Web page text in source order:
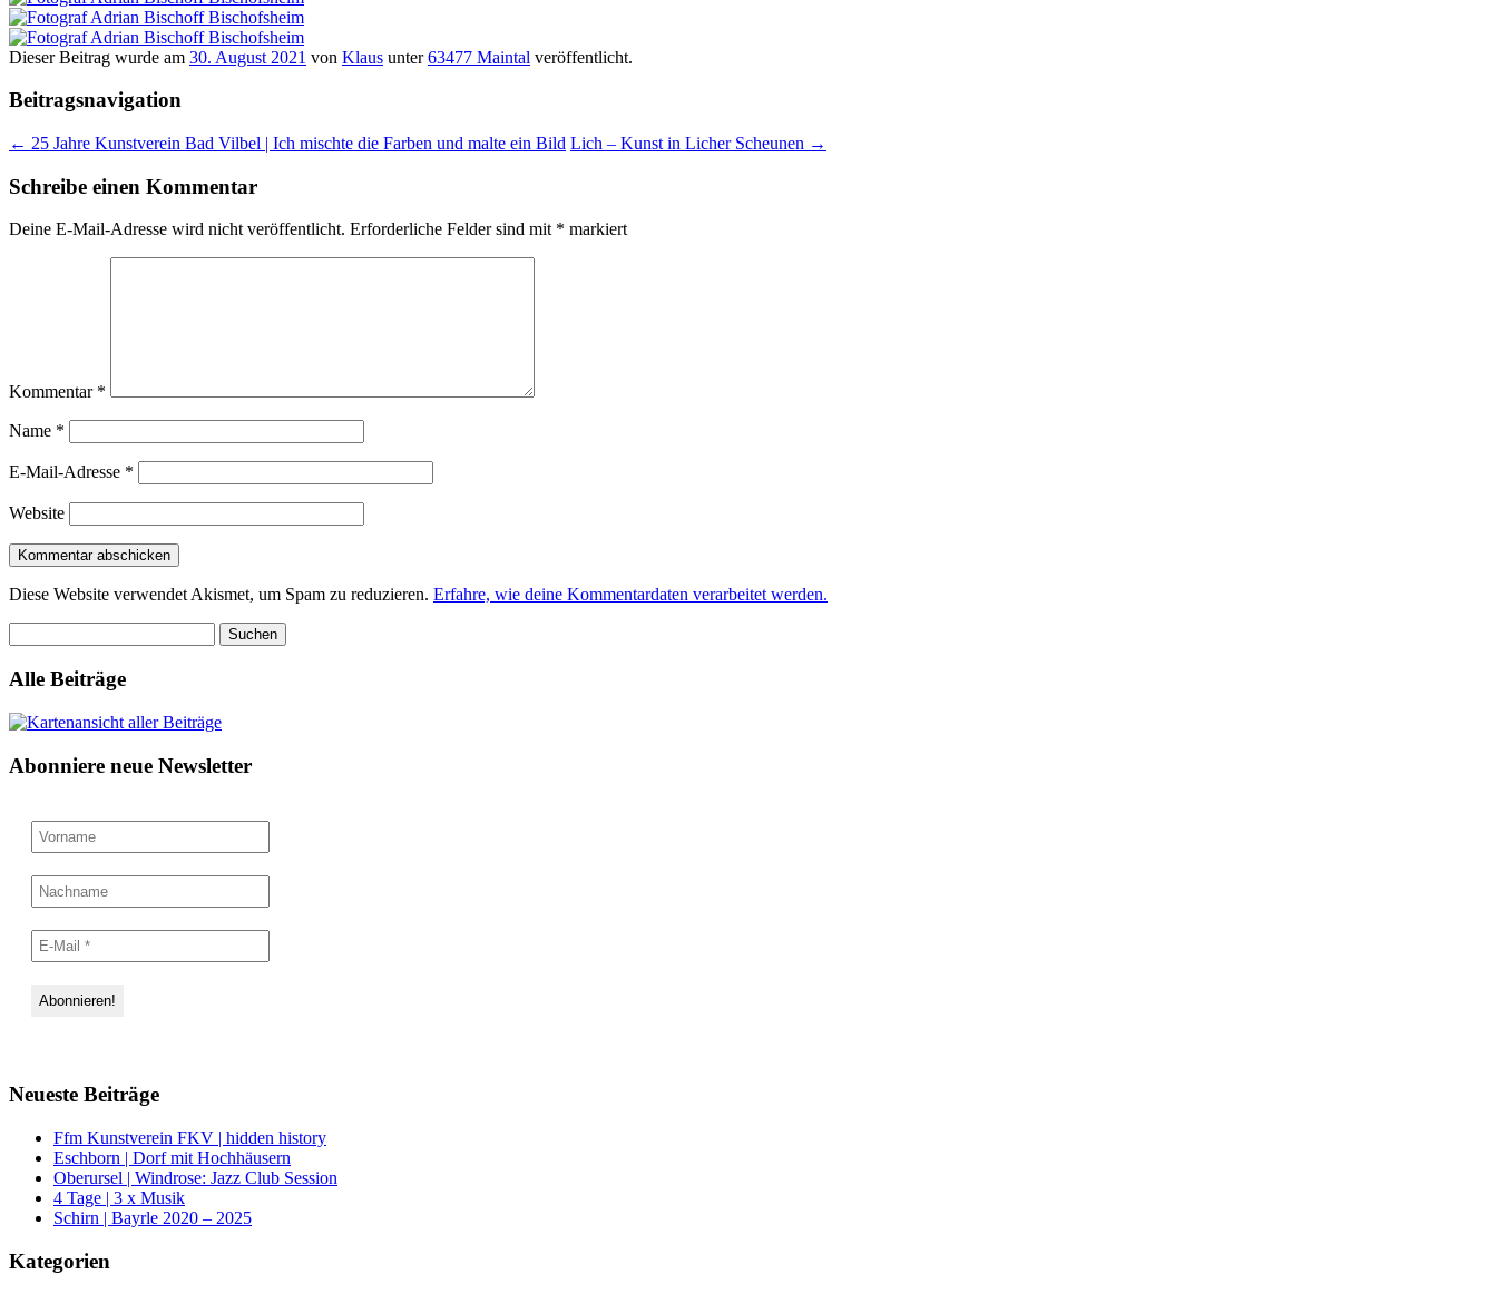
Dieser Beitrag wurde am 30. August 2021 von Klaus unter63477 Maintal veröffentlicht.
Beitragsnavigation
← 25 Jahre Kunstverein Bad Vilbel | Ich mischte die Farben und malte ein Bild Lich – Kunst in Licher Scheunen →
Schreibe einen Kommentar
Deine E-Mail-Adresse wird nicht veröffentlicht. Erforderliche Felder sind mit * markiert
Kommentar *
Name *
E-Mail-Adresse *
Website
Diese Website verwendet Akismet, um Spam zu reduzieren. Erfahre, wie deine Kommentardaten verarbeitet werden.
nach:
Alle Beiträge
Abonniere neue Newsletter
Neueste Beiträge
Ffm Kunstverein FKV | hidden history
Eschborn | Dorf mit Hochhäusern
Oberursel | Windrose: Jazz Club Session
4 Tage | 3 x Musik
Schirn | Bayrle 2020 – 2025
Kategorien